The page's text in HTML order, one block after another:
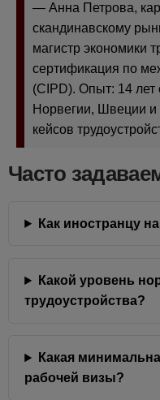
— Анна Петрова,
скандинавскому
магистр экономики
сертификация по
(CIPD). Опыт: 14 лет
Норвегии, Швеции
кейсов
Часто
Как иностранцу
Какой уровень
трудоустройства?
Какая
рабочей визы?